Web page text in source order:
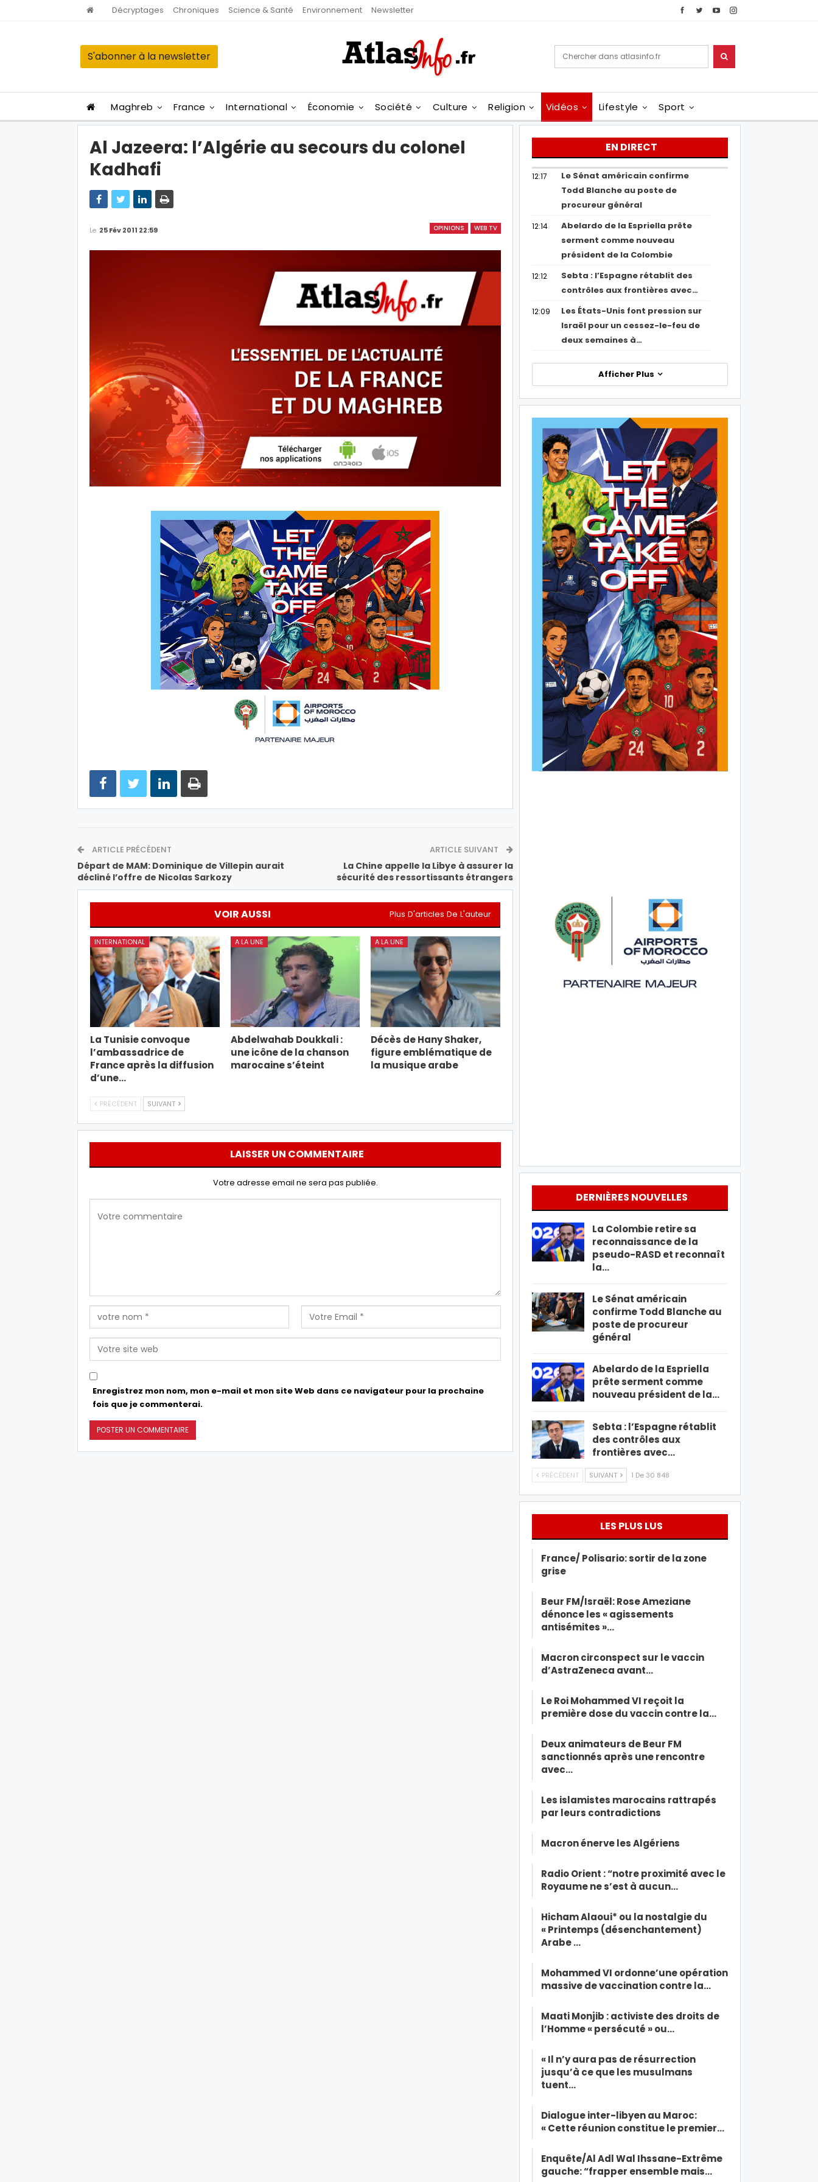
Décryptages Chroniques Science & Santé Environnement Newsletter
S'abonner à la newsletter
Maghreb France International Économie Société Culture Religion Vidéos Lifestyle Sport
Al Jazeera: l’Algérie au secours du colonel
Kadhafi
OPINIONS WEB TV
Le 25 Fév 2011 22:59
ARTICLE PRÉCÉDENT
Départ de MAM: Dominique de Villepin aurait
décliné l’offre de Nicolas Sarkozy
ARTICLE SUIVANT
La Chine appelle la Libye à assurer la
sécurité des ressortissants étrangers
VOIR AUSSI Plus D'articles De L'auteur
INTERNATIONAL
La Tunisie convoque
l’ambassadrice de
France après la diffusion
d’une…
A LA UNE
Abdelwahab Doukkali :
une icône de la chanson
marocaine s’éteint
A LA UNE
Décès de Hany Shaker,
figure emblématique de
la musique arabe
PRÉCÉDENT SUIVANT
LAISSER UN COMMENTAIRE
Votre adresse email ne sera pas publiée.
Enregistrez mon nom, mon e-mail et mon site Web dans ce navigateur pour la prochaine
fois que je commenterai.
EN DIRECT
12:17
Le Sénat américain confirme
Todd Blanche au poste de
procureur général
12:14
Abelardo de la Espriella prête
serment comme nouveau
président de la Colombie
12:12
Sebta : l’Espagne rétablit des
contrôles aux frontières avec…
12:09
Les États-Unis font pression sur
Israël pour un cessez-le-feu de
deux semaines à…
Afficher Plus
DERNIÈRES NOUVELLES
La Colombie retire sa
reconnaissance de la
pseudo-RASD et reconnaît
la…
Le Sénat américain
confirme Todd Blanche au
poste de procureur
général
Abelardo de la Espriella
prête serment comme
nouveau président de la…
Sebta : l’Espagne rétablit
des contrôles aux
frontières avec…
PRÉCÉDENT SUIVANT 1 De 30 848
LES PLUS LUS
France/ Polisario: sortir de la zone
grise
Beur FM/Israël: Rose Ameziane
dénonce les « agissements
antisémites »…
Macron circonspect sur le vaccin
d’AstraZeneca avant…
Le Roi Mohammed VI reçoit la
première dose du vaccin contre la…
Deux animateurs de Beur FM
sanctionnés après une rencontre
avec…
Les islamistes marocains rattrapés
par leurs contradictions
Macron énerve les Algériens
Radio Orient : “notre proximité avec le
Royaume ne s’est à aucun…
Hicham Alaoui* ou la nostalgie du
« Printemps (désenchantement)
Arabe …
Mohammed VI ordonne’une opération
massive de vaccination contre la…
Maati Monjib : activiste des droits de
l’Homme « persécuté » ou…
« Il n’y aura pas de résurrection
jusqu’à ce que les musulmans
tuent…
Dialogue inter-libyen au Maroc:
« Cette réunion constitue le premier…
Enquête/Al Adl Wal Ihssane-Extrême
gauche: “frapper ensemble mais…